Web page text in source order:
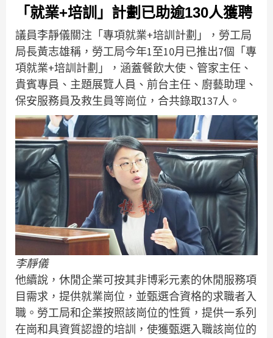
「就業+培訓」計劃已助逾130人獲聘
議員李靜儀關注「專項就業+培訓計劃」，勞工局
局長黃志雄稱，勞工局今年1至10月已推出7個「專
項就業+培訓計劃」，涵蓋餐飲大使、管家主任、
貴賓專員、主題展覽人員、前台主任、廚藝助理、
保安服務員及救生員等崗位，合共錄取137人。
李靜儀
他續說，休閒企業可按其非博彩元素的休閒服務項
目需求，提供就業崗位，並甄選合資格的求職者入
職。勞工局和企業按照該崗位的性質，提供一系列
在崗和具資質認證的培訓，使獲甄選入職該崗位的